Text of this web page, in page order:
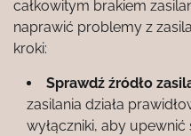
całkowitym brakiem
naprawić problemy z
kroki:
Sprawdź źródło
zasilania działa
wyłączniki, aby upewnić